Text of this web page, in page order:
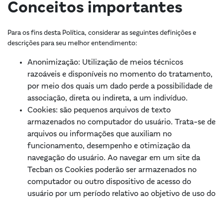
Conceitos importantes
Para os fins desta Política, considerar as seguintes definições e
descrições para seu melhor entendimento:
Anonimização: Utilização de meios técnicos
razoáveis e disponíveis no momento do tratamento,
por meio dos quais um dado perde a possibilidade de
associação, direta ou indireta, a um indivíduo.
Cookies: são pequenos arquivos de texto
armazenados no computador do usuário. Trata-se de
arquivos ou informações que auxiliam no
funcionamento, desempenho e otimização da
navegação do usuário. Ao navegar em um site da
Tecban os Cookies poderão ser armazenados no
computador ou outro dispositivo de acesso do
usuário por um período relativo ao objetivo de uso do